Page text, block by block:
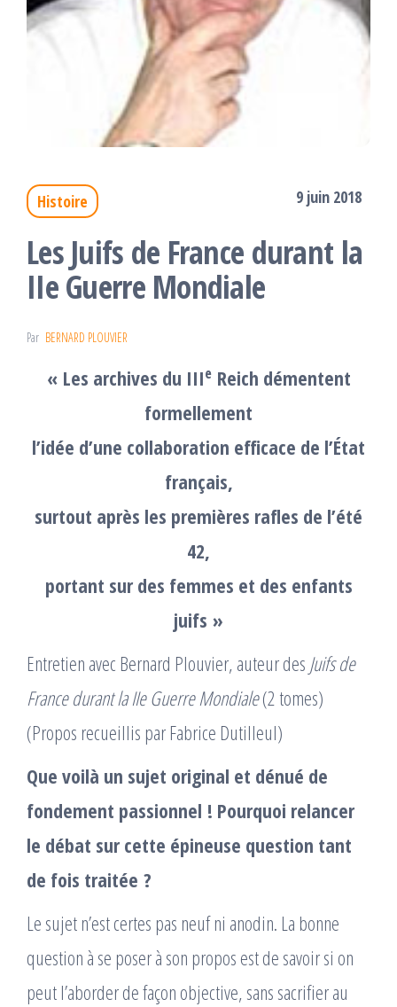
Histoire 9 juin 2018
Les Juifs de France durant la
IIe Guerre Mondiale
Par BERNARD PLOUVIER
« Les archives du IIIeReich démentent
formellement
l’idée d’une collaboration efficace de l’État
français,
surtout après les premières rafles de l’été
42,
portant sur des femmes et des enfants
juifs »
Entretien avec Bernard Plouvier, auteur des Juifs de
France durant la IIe Guerre Mondiale(2 tomes)
(Propos recueillis par Fabrice Dutilleul)
Que voilà un sujet original et dénué de
fondement passionnel ! Pourquoi relancer
le débat sur cette épineuse question tant
de fois traitée ?
Le sujet n’est certes pas neuf ni anodin. La bonne
question à se poser à son propos est de savoir si on
peut l’aborder de façon objective, sans sacrifier au